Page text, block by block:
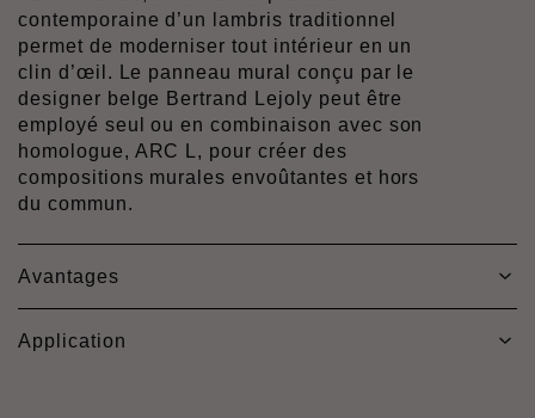
contemporaine d’un lambris traditionnel
permet de moderniser tout intérieur en un
clin d’œil. Le panneau mural conçu par le
designer belge Bertrand Lejoly peut être
employé seul ou en combinaison avec son
homologue, ARC L, pour créer des
compositions murales envoûtantes et hors
du commun.
Avantages
Application